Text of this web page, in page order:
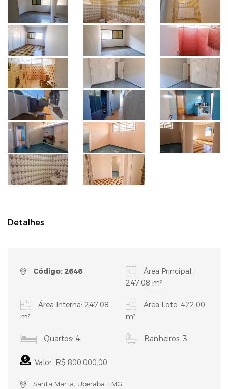
Detalhes
Código: 2646
Área Principal:
247,08 m²
Área Interna: 247,08
m²
Área Lote: 422,00
m²
Quartos: 4 Banheiros: 3
Valor: R$ 800.000,00
Santa Marta, Uberaba - MG